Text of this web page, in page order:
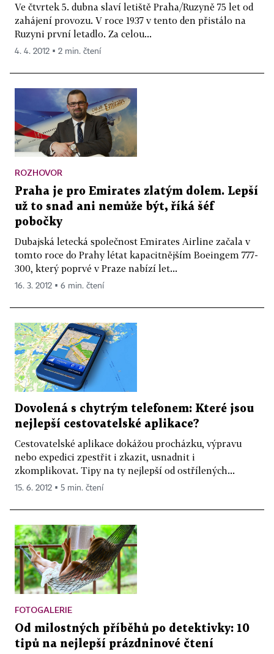
Ve čtvrtek 5. dubna slaví letiště Praha/Ruzyně 75 let od
zahájení provozu. V roce 1937 v tento den přistálo na
Ruzyni první letadlo. Za celou...
4. 4. 2012 ▪ 2 min. čtení
ROZHOVOR
Praha je pro Emirates zlatým dolem. Lepší
už to snad ani nemůže být, říká šéf
pobočky
Dubajská letecká společnost Emirates Airline začala v
tomto roce do Prahy létat kapacitnějším Boeingem 777-
300, který poprvé v Praze nabízí let...
16. 3. 2012 ▪ 6 min. čtení
Dovolená s chytrým telefonem: Které jsou
nejlepší cestovatelské aplikace?
Cestovatelské aplikace dokážou procházku, výpravu
nebo expedici zpestřit i zkazit, usnadnit i
zkomplikovat. Tipy na ty nejlepší od ostřílených...
15. 6. 2012 ▪ 5 min. čtení
FOTOGALERIE
Od milostných příběhů po detektivky: 10
tipů na nejlepší prázdninové čtení